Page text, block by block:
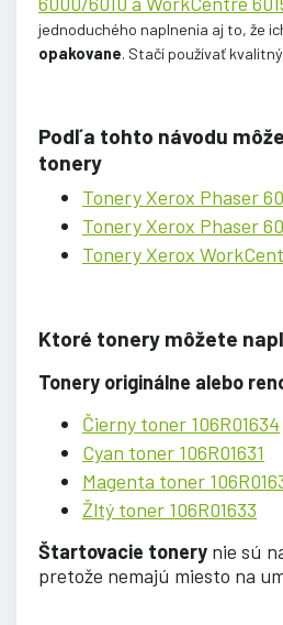
jednoduchého naplnenia aj to, že
opakovane. Stačí používať kvalitný
Podľa tohto návodu
tonery
Tonery Xerox Phaser
Tonery Xerox Phaser
Tonery Xerox
Ktoré tonery môžete
Tonery originálne alebo
Čierny toner 106R01634
Cyan toner 106R01631
Magenta toner
Žltý toner 106R01633
Štartovacie tonery nie sú
pretože nemajú miesto na